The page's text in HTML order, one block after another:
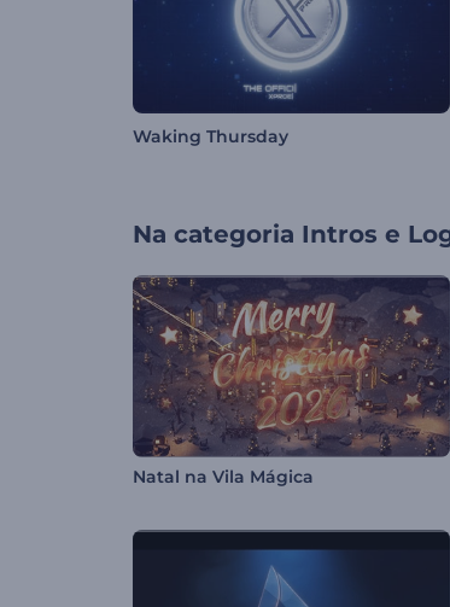
Waking Thursday
Na categoria Intros e
Natal na Vila Mágica